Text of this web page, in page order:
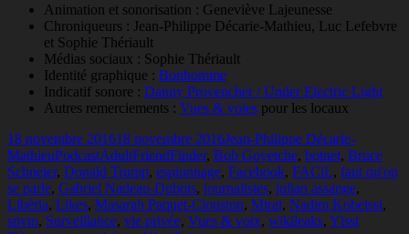
Animation et sonorisation : Geneviève Lajeunesse
Chroniqueurs : Jean-Philippe Décarie-Mathieu, Luc Lefebvre
et Sophie Thériault
Médias sociaux : Sophie Thériault
Identité graphique : Bonhomme
Indicatif sonore : Danny Provencher / Under Electric Light
Autres remerciements : Vues & voies pour les locaux
Publié
le
18 novembre 201618 novembre 2016Auteur
Jean-Philippe Décarie-
MathieuCatégories
PodcastMots-
clés
AdultFriendFinder, Bob Goyetche, botnet, Bruce
Schneier, Donald Trump, espionnage, Facebook, FACiL, faut qu'on
se parle, Gabriel Nadeau-Dubois, journalistes, julian assange,
Libéria, Likes, Masarah Paquet-Clouston, Mirai, Nadim Kobeissi,
spvm, Surveillance, vie privée, Vues & voix, wikileaks, Yïsst